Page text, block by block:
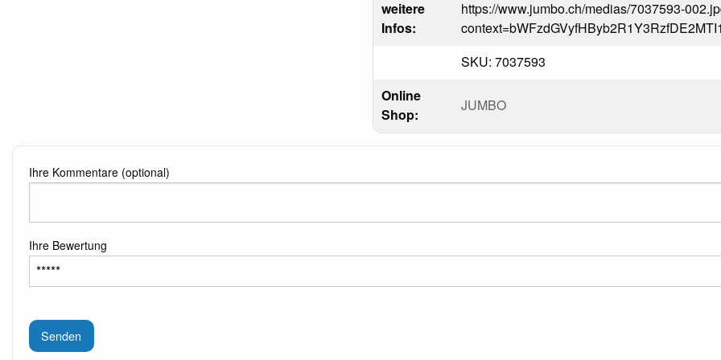
weitere
Infos:
https://www.jumbo.ch/medias/7037593-
SKU: 7037593
Online
Shop:
JUMBO
Ihre Kommentare (optional)
Ihre Bewertung
Senden